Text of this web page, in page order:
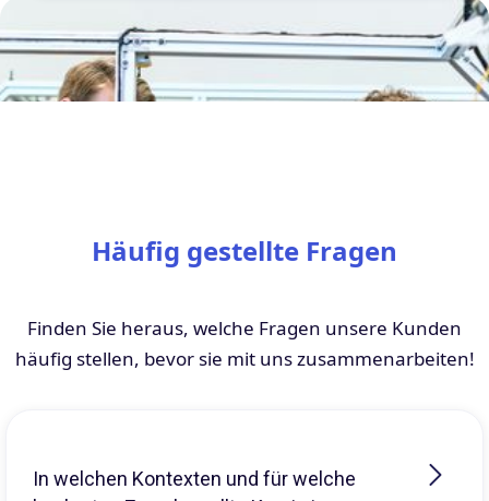
Häufig gestellte Fragen
Finden Sie heraus, welche Fragen unsere Kunden
häufig stellen, bevor sie mit uns zusammenarbeiten!
In welchen Kontexten und für welche